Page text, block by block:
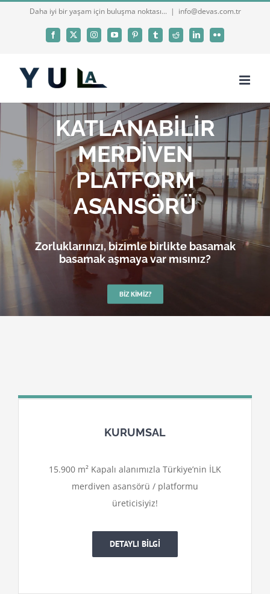
Daha iyi bir yaşam için buluşma noktası... | info@devas.com.tr
Facebook
X InstagramYouTubePinterestTumblrReddit LinkedInFlickr
KATLANABİLİR
MERDİVEN
PLATFORM
ASANSÖRÜ
Zorluklarınızı, bizimle birlikte basamak
basamak aşmaya var mısınız?
BIZ KIMIZ?
KURUMSAL
15.900 m² Kapalı alanımızla Türkiye’nin İLK
merdiven asansörü / platformu
üreticisiyiz!
DETAYLI BİLGİ